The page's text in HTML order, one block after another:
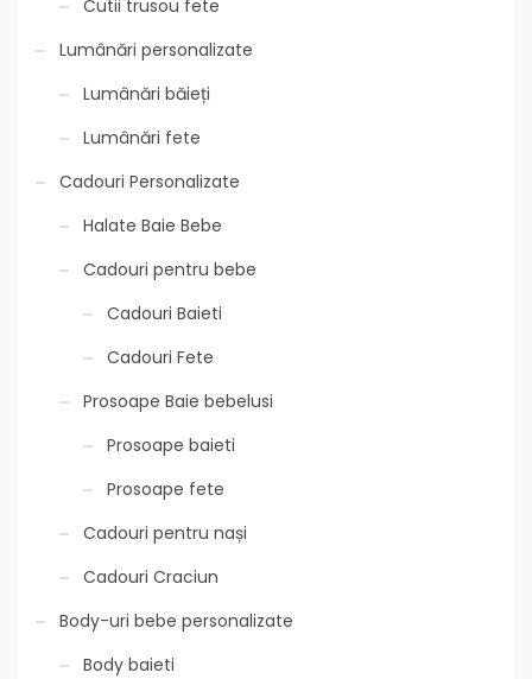
Cutii trusou fete
Lumânări personalizate
Lumânări băieți
Lumânări fete
Cadouri Personalizate
Halate Baie Bebe
Cadouri pentru bebe
Cadouri Baieti
Cadouri Fete
Prosoape Baie bebelusi
Prosoape baieti
Prosoape fete
Cadouri pentru nași
Cadouri Craciun
Body-uri bebe personalizate
Body baieti